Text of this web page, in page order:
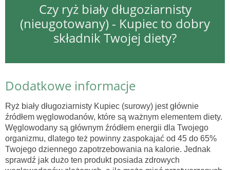
Czy ryż biały długoziarnisty
(nieugotowany) - Kupiec to dobry
składnik Twojej diety?
Dodatkowe informacje
Ryż biały długoziarnisty Kupiec (surowy) jest głównie
źródłem węglowodanów, które są ważnym elementem diety.
Węglowodany są głównym źródłem energii dla Twojego
organizmu, dlatego też powinny zaspokajać od 45 do 65%
Twojego dziennego zapotrzebowania na kalorie. Jednak
sprawdź jak dużo ten produkt posiada zdrowych